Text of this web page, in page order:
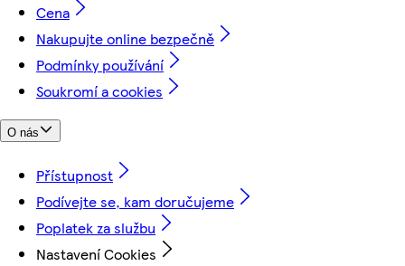
Cena
Nakupujte online bezpečně
Podmínky používání
Soukromí a cookies
O nás
Přístupnost
Podívejte se, kam doručujeme
Poplatek za službu
Nastavení Cookies